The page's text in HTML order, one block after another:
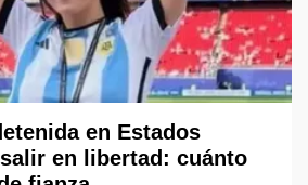
en Estados
en libertad: cuánto